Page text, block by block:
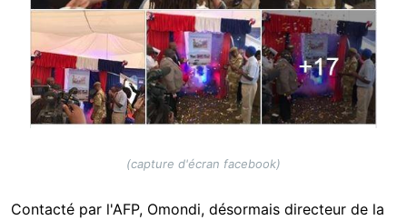
(capture d'écran facebook)
Contacté par l'AFP, Omondi, désormais directeur de la